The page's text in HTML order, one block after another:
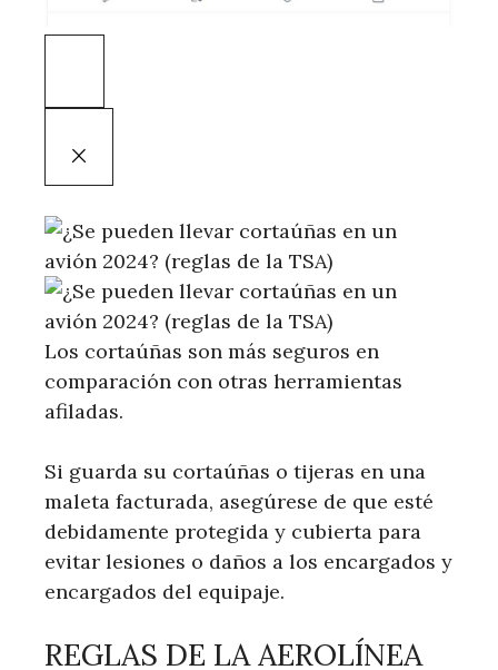
Los cortaúñas son más seguros en
comparación con otras herramientas
afiladas.
Si guarda su cortaúñas o tijeras en una
maleta facturada, asegúrese de que esté
debidamente protegida y cubierta para
evitar lesiones o daños a los encargados y
encargados del equipaje.
REGLAS DE LA AEROLÍNEA